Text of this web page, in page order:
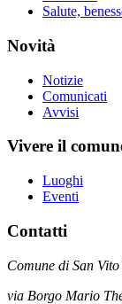
Salute,
Novità
Notizie
Comunicati
Avvisi
Vivere il
Luoghi
Eventi
Contatti
Comune di San
via Borgo Mario